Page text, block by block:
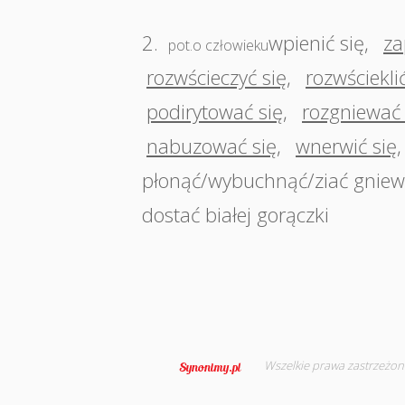
2. pot.o człowiekuwpienić się,
rozwścieczyć się,
podirytować się,
nabuzować się, wnerwić się
płonąć/wybuchnąć/ziać
dostać białej gorączki
Wszelkie prawa